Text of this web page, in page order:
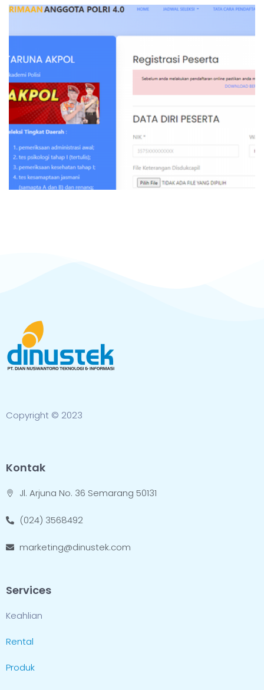
Copyright © 2023
Kontak
Jl. Arjuna No. 36 Semarang 50131
(024) 3568492
marketing@dinustek.com
Services
Keahlian
Rental
Produk